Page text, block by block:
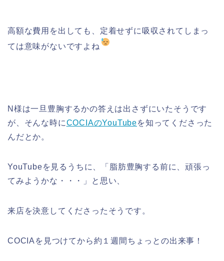
高額な費用を出しても、定着せずに吸収されてしまっ
ては意味がないですよね
N様は一旦豊胸するかの答えは出さずにいたそうです
が、そんな時にCOCIAのYouTubeを知ってくださった
んだとか。
YouTubeを見るうちに、「脂肪豊胸する前に、頑張っ
てみようかな・・・」と思い、
来店を決意してくださったそうです。
COCIAを見つけてから約１週間ちょっとの出来事！